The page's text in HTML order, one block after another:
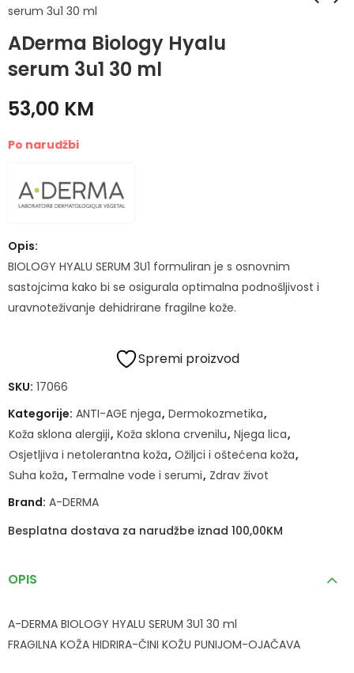
serum 3u1 30 ml
ADerma Biology Hyalu
serum 3u1 30 ml
Oral B električna
53,00 KM
Po narudžbi
Opis:
BIOLOGY HYALU SERUM 3U1 formuliran je s osnovnim
sastojcima kako bi se osigurala optimalna podnošljivost i
uravnoteživanje dehidrirane fragilne kože.
Spremi proizvod
SKU: 17066
Kategorije: ANTI-AGE njega, Dermokozmetika,
Koža sklona alergiji, Koža sklona crvenilu, Njega lica,
Osjetljiva i netolerantna koža, Ožiljci i oštećena koža,
Suha koža, Termalne vode i serumi, Zdrav život
Brand: A-DERMA
Besplatna dostava za narudžbe iznad 100,00KM
OPIS
A-DERMA BIOLOGY HYALU SERUM 3U1 30 ml
FRAGILNA KOŽA HIDRIRA-ČINI KOŽU PUNIJOM-OJAČAVA